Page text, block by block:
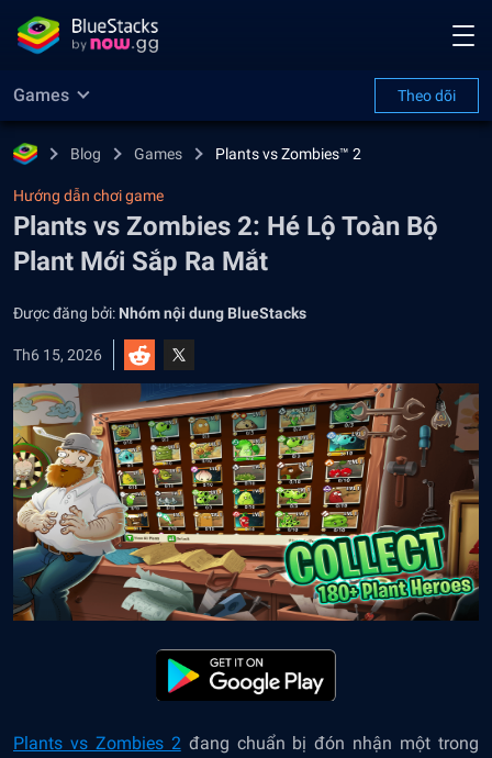
Games Theo dõi
Blog Games Plants vs Zombies™ 2
Hướng dẫn chơi game
Plants vs Zombies 2: Hé Lộ Toàn Bộ
Plant Mới Sắp Ra Mắt
Được đăng bởi: Nhóm nội dung BlueStacks
Th6 15, 2026
Plants vs Zombies 2đang chuẩn bị đón nhận một trong